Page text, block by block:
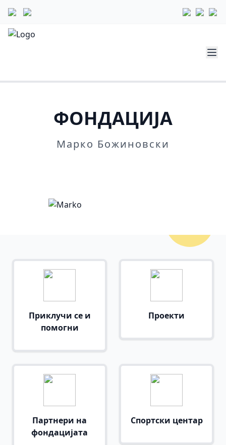
ФОНДАЦИЈА
Марко Божиновски
Приклучи се и
помогни
Проекти
Партнери на
фондацијата
Спортски центар